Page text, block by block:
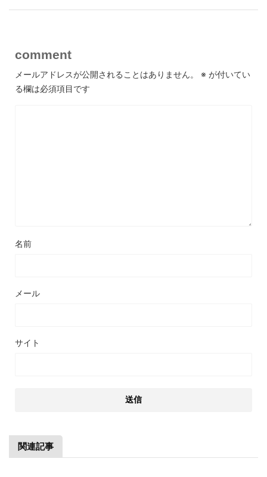
comment
メールアドレスが公開されることはありません。 ※ が付いてい
る欄は必須項目です
名前
メール
サイト
関連記事